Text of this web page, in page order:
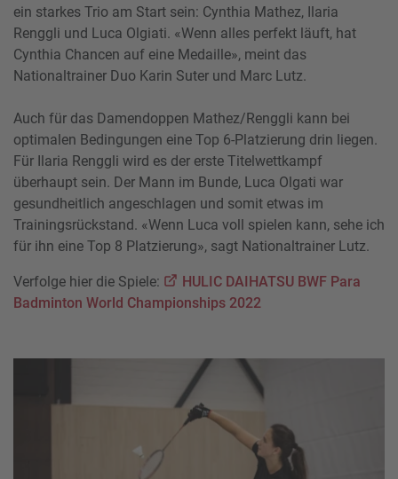
ein starkes Trio am Start sein: Cynthia Mathez, Ilaria
Renggli und Luca Olgiati. «Wenn alles perfekt läuft, hat
Cynthia Chancen auf eine Medaille», meint das
Nationaltrainer Duo Karin Suter und Marc Lutz.
Auch für das Damendoppen Mathez/Renggli kann bei
optimalen Bedingungen eine Top 6-Platzierung drin liegen.
Für Ilaria Renggli wird es der erste Titelwettkampf
überhaupt sein. Der Mann im Bunde, Luca Olgati war
gesundheitlich angeschlagen und somit etwas im
Trainingsrückstand. «Wenn Luca voll spielen kann, sehe ich
für ihn eine Top 8 Platzierung», sagt Nationaltrainer Lutz.
Verfolge hier die Spiele:
HULIC DAIHATSU BWF Para
Badminton World Championships 2022